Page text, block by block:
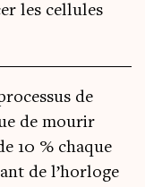
les cellules
de
de mou­rir
10 % chaque
de l’hor­loge